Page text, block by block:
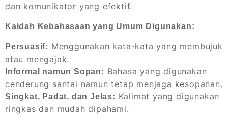
dan komunikator yang efektif.
Kaidah Kebahasaan yang Umum Digunakan:
Persuasif: Menggunakan kata-kata yang membujuk
atau mengajak.
Informal namun Sopan: Bahasa yang digunakan
cenderung santai namun tetap menjaga kesopanan.
Singkat, Padat, dan Jelas: Kalimat yang digunakan
ringkas dan mudah dipahami.